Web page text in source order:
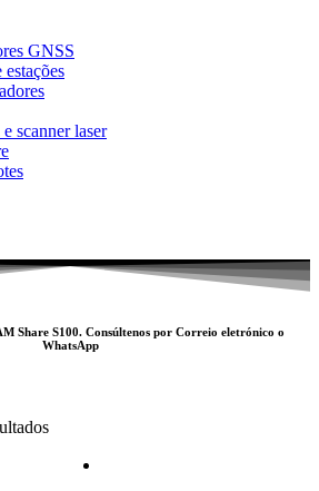
GNSS
estações
scanner laser
Share S100. Consúltenos por Correio eletrónico o
WhatsApp